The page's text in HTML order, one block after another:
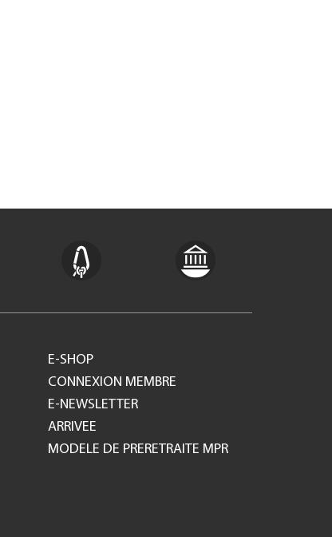
E-SHOP
CONNEXION MEMBRE
E-NEWSLETTER
ARRIVEE
MODELE DE PRERETRAITE MPR